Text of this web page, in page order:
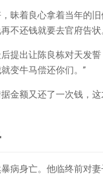
昧着良心拿着当年的
不还钱就要去官府告状
提出让陈良栋对天发
变牛马偿还你们。”
金额又还了一次钱，这
病身亡。他临终前对妻